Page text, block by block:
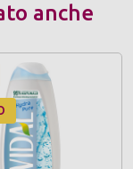
anche